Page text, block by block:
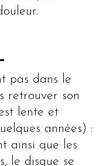
pas dans le
retrouver son
lente et
années) :
ainsi que les
le disque se